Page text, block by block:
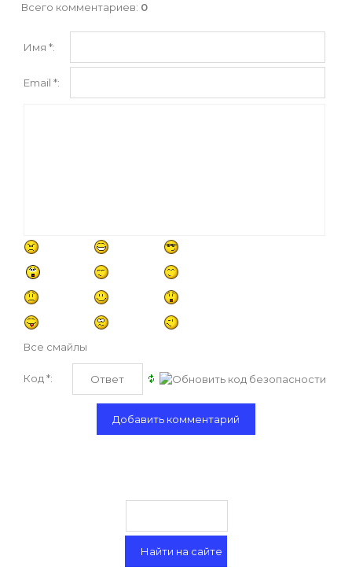
Всего комментариев: 0
Имя *:
Email *:
Все смайлы
Код *: